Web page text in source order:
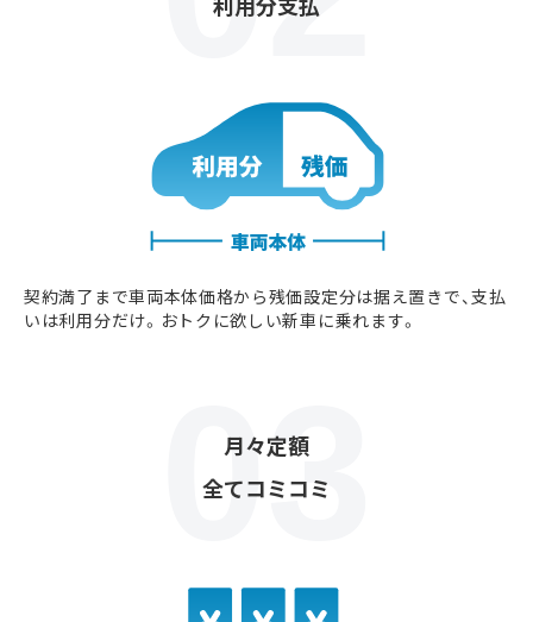
契約満了まで車両本体価格から残価設定分は据え置きで、支払
いは利用分だけ。おトクに欲しい新車に乗れます。
月々定額
全てコミコミ